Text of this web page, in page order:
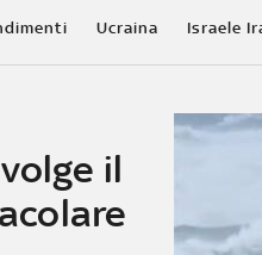
Ucraina Israele
il